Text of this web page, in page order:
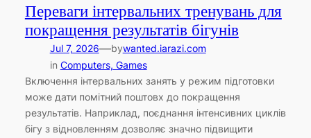
Переваги інтервальних тренувань для
покращення результатів бігунів
Jul 7, 2026—bywanted.iarazi.com
in Computers, Games
Включення інтервальних занять у режим підготовки
може дати помітний поштовх до покращення
результатів. Наприклад, поєднання інтенсивних циклів
бігу з відновленням дозволяє значно підвищити